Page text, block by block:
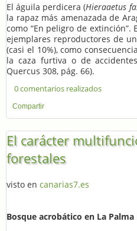
El águila perdicera (Hieraaetus
la rapaz más amenazada de
como “En peligro de extinción”.
ejemplares reproductores de
(casi el 10%), como
la caza furtiva o de
Quercus 308, pág. 66).
0 comentarios realizados
Compartir
El carácter
forestales
visto en canarias7.es
Bosque acrobático en La Palma